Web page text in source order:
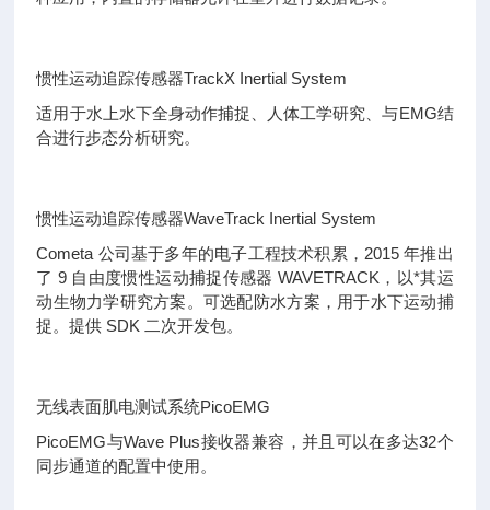
惯性运动追踪传感器TrackX Inertial System
适用于水上水下全身动作捕捉、人体工学研究、与EMG结
合进行步态分析研究。
惯性运动追踪传感器WaveTrack Inertial System
Cometa 公司基于多年的电子工程技术积累， 2015年推出
了 9 自由度惯性运动捕捉传感器 WAVETRACK ，以*其运
动生物力学研究方案。可选配防水方案，用于水下运动捕
捉。提供 SDK 二次开发包。
无线表面肌电测试系统PicoEMG
PicoEMG与Wave Plus接收器兼容，并且可以在多达32个
同步通道的配置中使用。